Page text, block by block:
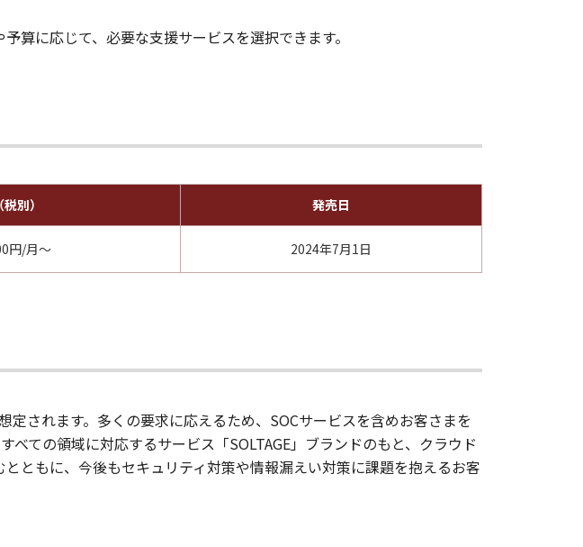
算に応じて、必要な支援サービスを選択できます。
別） 発売日
円/月～ 2024年7月1日
されます。多くの要求に応えるため、SOCサービスを含めお客さまを
ての領域に対応するサービス「SOLTAGE」ブランドのもと、クラウド
ともに、今後もセキュリティ対策や情報漏えい対策に課題を抱えるお客